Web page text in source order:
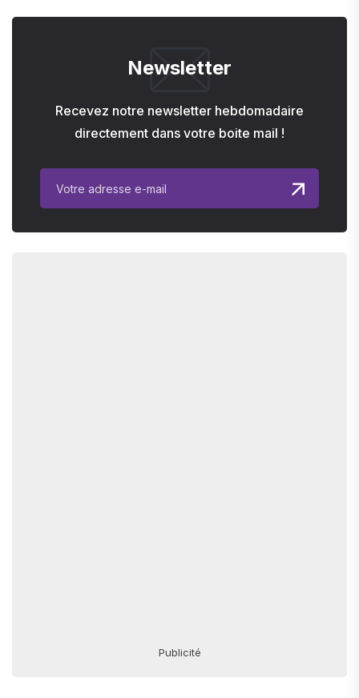
Newsletter
Recevez notre newsletter hebdomadaire
directement dans votre boite mail !
Publicité